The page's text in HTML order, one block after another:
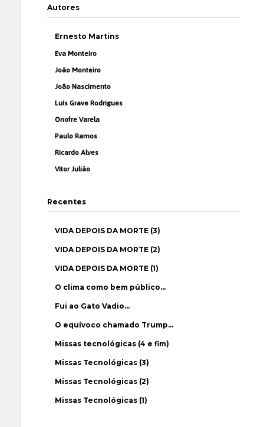
Autores
Ernesto Martins
Eva Monteiro
João Monteiro
João Nascimento
Luís Grave Rodrigues
Onofre Varela
Paulo Ramos
Ricardo Alves
Vítor Julião
Recentes
VIDA DEPOIS DA MORTE (3)
VIDA DEPOIS DA MORTE (2)
VIDA DEPOIS DA MORTE (1)
O clima como bem público…
Fui ao Gato Vadio…
O equívoco chamado Trump…
Missas tecnológicas (4 e fim)
Missas Tecnológicas (3)
Missas Tecnológicas (2)
Missas Tecnológicas (1)